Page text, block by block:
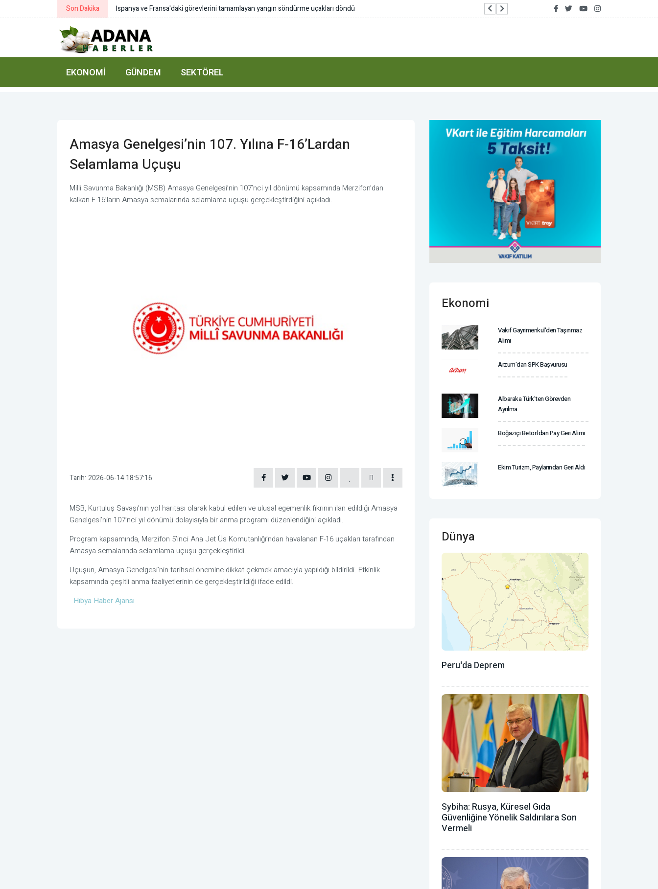
Son Dakika
ve Fransa'daki görevlerini tamamlayan yangın söndürme uçakları döndü Duran: Erdoğan, Suudi Arabistan’a günübirlik çalışma ziyareti gerçekleştirecek
EKONOMI GÜNDEM SEKTÖREL
Amasya Genelgesi’nin 107. Yılına F-16’lardan
Selamlama Uçuşu
Milli Savunma Bakanlığı (MSB) Amasya Genelgesi’nin 107’nci yıl dönümü kapsamında Merzifon’dan
kalkan F-16’ların Amasya semalarında selamlama uçuşu gerçekleştirdiğini açıkladı.
Tarih: 2026-06-14 18:57:16
MSB, Kurtuluş Savaşı’nın yol haritası olarak kabul edilen ve ulusal egemenlik fikrinin ilan edildiği Amasya
Genelgesi’nin 107’nci yıl dönümü dolayısıyla bir anma programı düzenlendiğini açıkladı.
Program kapsamında, Merzifon 5’inci Ana Jet Üs Komutanlığı’ndan havalanan F-16 uçakları tarafından
Amasya semalarında selamlama uçuşu gerçekleştirildi.
Uçuşun, Amasya Genelgesi’nin tarihsel önemine dikkat çekmek amacıyla yapıldığı bildirildi. Etkinlik
kapsamında çeşitli anma faaliyetlerinin de gerçekleştirildiği ifade edildi.
Hibya Haber Ajansı
Ekonomi
Vakıf Gayrimenkul'den Taşınmaz
Alımı
Arzum'dan SPK Başvurusu
Albaraka Türk'ten Görevden
Ayrılma
Boğaziçi Beton’dan Pay Geri Alımı
Ekim Turizm, Paylarından Geri Aldı
Dünya
Peru'da Deprem
Sybiha: Rusya, Küresel Gıda
Güvenliğine Yönelik Saldırılara Son
Vermeli